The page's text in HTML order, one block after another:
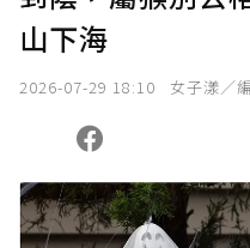
您當前剩餘 U 利點
山下海
2026-07-29 18:10 女子漾／